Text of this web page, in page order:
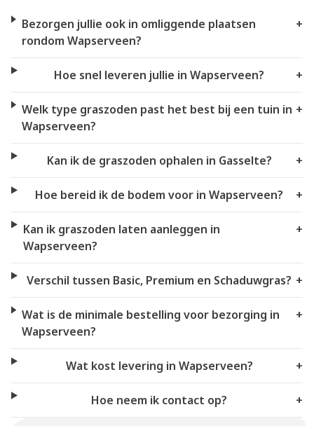
Bezorgen jullie ook in omliggende plaatsen
rondom Wapserveen?
+
Hoe snel leveren jullie in Wapserveen? +
Welk type graszoden past het best bij een tuin in
Wapserveen?
+
Kan ik de graszoden ophalen in Gasselte? +
Hoe bereid ik de bodem voor in Wapserveen? +
Kan ik graszoden laten aanleggen in
Wapserveen?
+
Verschil tussen Basic, Premium en Schaduwgras? +
Wat is de minimale bestelling voor bezorging in
Wapserveen?
+
Wat kost levering in Wapserveen? +
Hoe neem ik contact op? +